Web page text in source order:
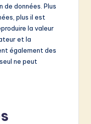
de données. Plus
plus il est
la valeur
et la
également des
ne peut